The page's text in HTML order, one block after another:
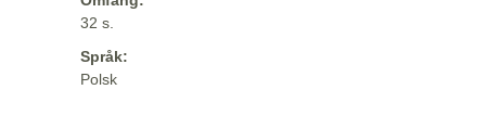
32 s.
Språk:
Polsk